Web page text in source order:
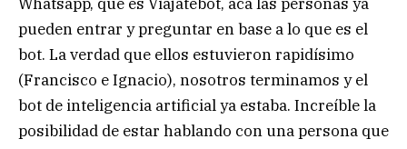
pueden entrar y preguntar en base a lo que es el
bot. La verdad que ellos estuvieron rapidísimo
(Francisco e Ignacio), nosotros terminamos y el
bot de inteligencia artificial ya estaba. Increíble la
posibilidad de estar hablando con una persona que